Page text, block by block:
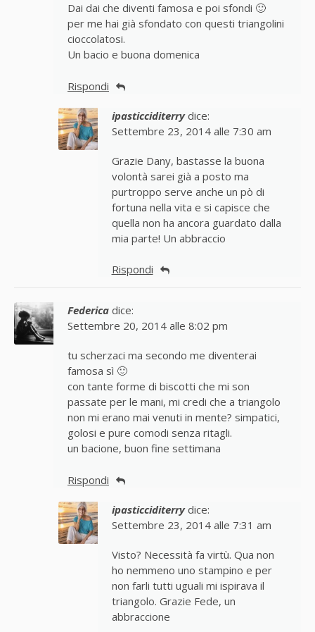
Dai dai che diventi famosa e poi sfondi 🙂
per me hai già sfondato con questi triangolini
cioccolatosi.
Un bacio e buona domenica
Rispondi
ipasticciditerry dice:
Settembre 23, 2014 alle 7:30 am
Grazie Dany, bastasse la buona
volontà sarei già a posto ma
purtroppo serve anche un pò di
fortuna nella vita e si capisce che
quella non ha ancora guardato dalla
mia parte! Un abbraccio
Rispondi
Federica dice:
Settembre 20, 2014 alle 8:02 pm
tu scherzaci ma secondo me diventerai
famosa sì 🙂
con tante forme di biscotti che mi son
passate per le mani, mi credi che a triangolo
non mi erano mai venuti in mente? simpatici,
golosi e pure comodi senza ritagli.
un bacione, buon fine settimana
Rispondi
ipasticciditerry dice:
Settembre 23, 2014 alle 7:31 am
Visto? Necessità fa virtù. Qua non
ho nemmeno uno stampino e per
non farli tutti uguali mi ispirava il
triangolo. Grazie Fede, un
abbraccione